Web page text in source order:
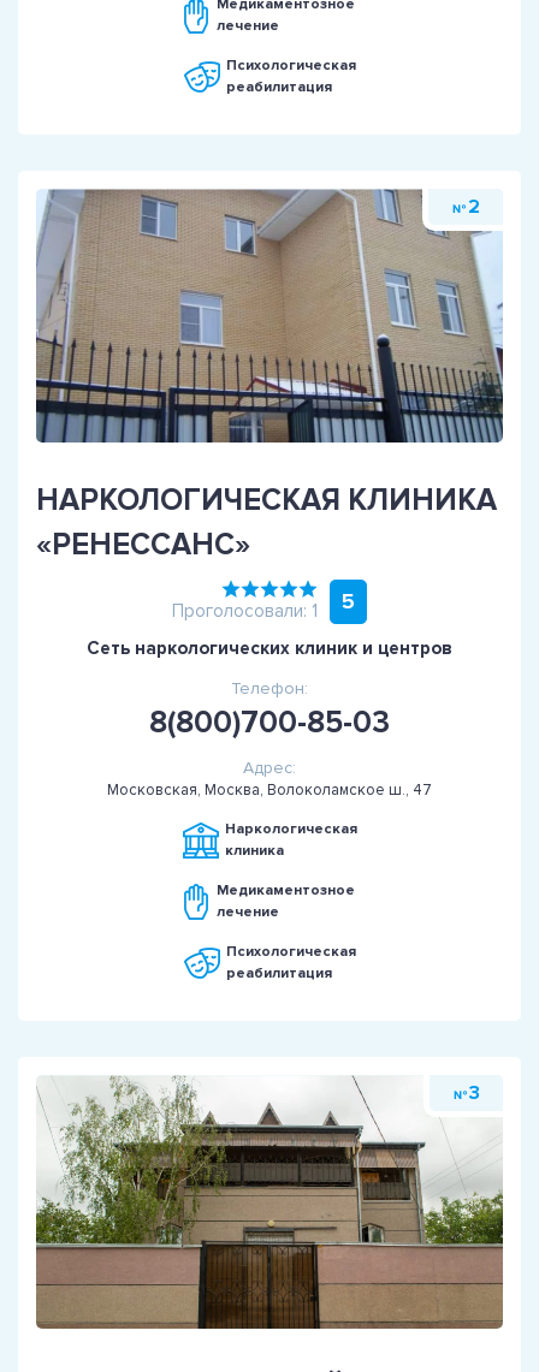
Медикаментозное
лечение
Психологическая
реабилитация
№ 2
НАРКОЛОГИЧЕСКАЯ КЛИНИКА
«РЕНЕССАНС»
Проголосовали: 1 5
Сеть наркологических клиник и центров
Телефон:
8(800)700-85-03
Адрес:
Московская, Москва, Волоколамское ш., 47
Наркологическая
клиника
Медикаментозное
лечение
Психологическая
реабилитация
№ 3